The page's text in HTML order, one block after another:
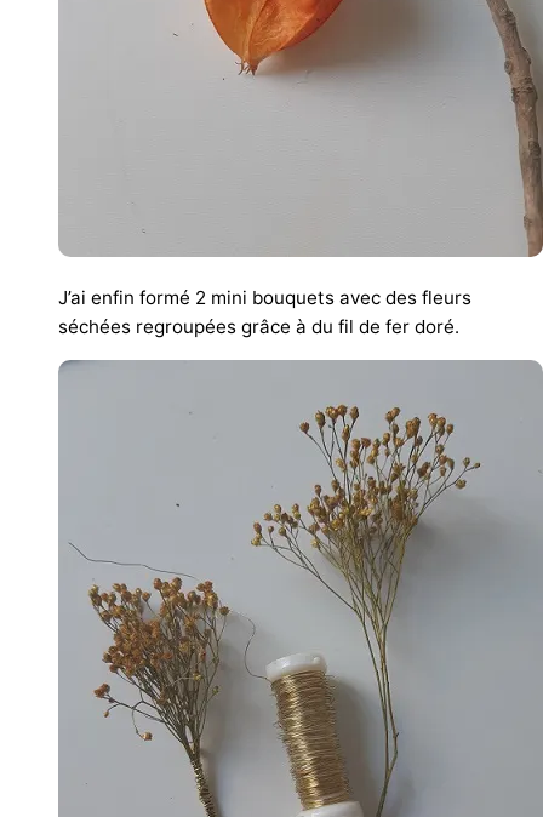
J’ai enfin formé 2 mini bouquets avec des fleurs
séchées regroupées grâce à du fil de fer doré.